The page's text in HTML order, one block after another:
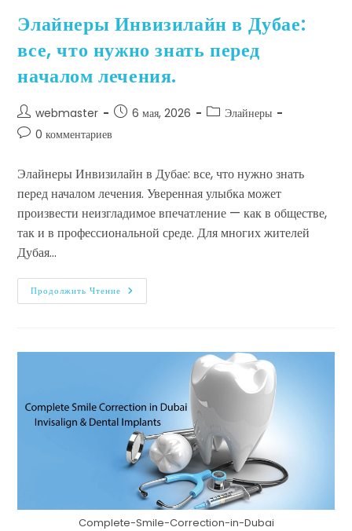
Элайнеры Инвизилайн в Дубае:
все, что нужно знать перед
началом лечения.
webmaster 6 мая, 2026
Элайнеры
0 комментариев
Элайнеры Инвизилайн в Дубае: все, что нужно знать
перед началом лечения. Уверенная улыбка может
произвести неизгладимое впечатление — как в обществе,
так и в профессиональной среде. Для многих жителей
Дубая…
Продолжить Чтение
Complete-Smile-Correction-in-Dubai